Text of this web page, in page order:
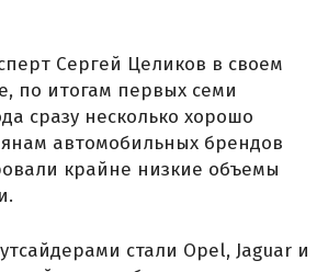
Сергей Целиков в своем
по итогам первых семи
сразу несколько хорошо
автомобильных брендов
крайне низкие объемы
стали Opel, Jaguar и